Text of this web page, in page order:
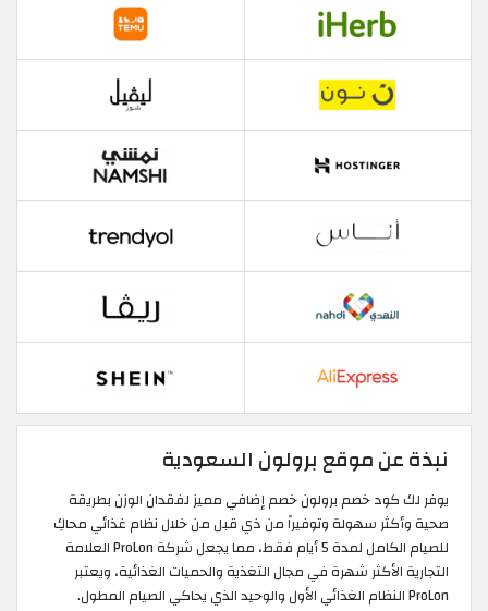
نبذة عن موقع برولون السعودية
يوفر لك كود خصم برولون خصم إضافي مميز لفقدان الوزن بطريقة
صحية وأكثر سهولة وتوفيراً من ذي قبل من خلال نظام غذائي محاكِ
للصيام الكامل لمدة 5 أيام فقط، مما يجعل شركة ProLon العلامة
التجارية الأكثر شهرة في مجال التغذية والحميات الغذائية، ويعتبر
ProLon النظام الغذائي الأول والوحيد الذي يحاكي الصيام المطول.